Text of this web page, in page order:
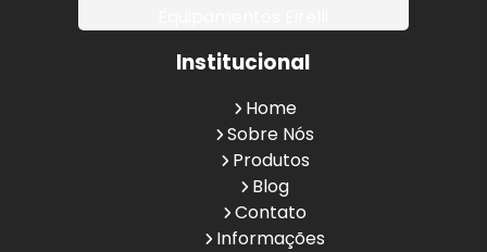
Institucional
Home
Sobre Nós
Produtos
Blog
Contato
Informações